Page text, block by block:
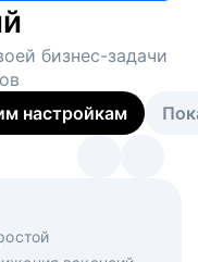
бизнес-задачи
настройкам
главной странице
сколько
дело возьмутся